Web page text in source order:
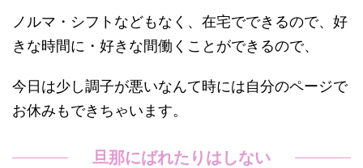
ノルマ・シフトなどもなく、在宅でできるので、好
きな時間に・好きな間働くことができるので、
今日は少し調子が悪いなんて時には自分のページで
お休みもできちゃいます。
旦那にばれたりはしない